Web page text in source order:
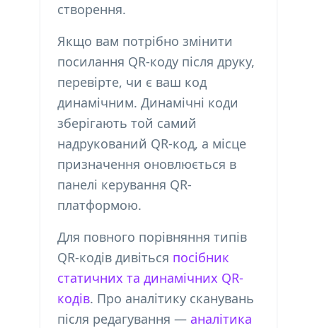
створення.
Якщо вам потрібно змінити
посилання QR-коду після друку,
перевірте, чи є ваш код
динамічним. Динамічні коди
зберігають той самий
надрукований QR-код, а місце
призначення оновлюється в
панелі керування QR-
платформою.
Для повного порівняння типів
QR-кодів дивіться посібник
статичних та динамічних QR-
кодів. Про аналітику сканувань
після редагування — аналітика